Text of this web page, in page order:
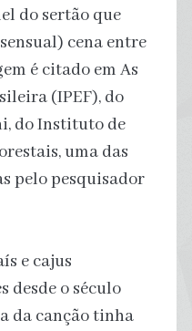
do sertão que
cena entre
é citado em As
(IPEF), do
do Instituto de
uma das
pelo pesquisador
e cajus
desde o século
da canção tinha